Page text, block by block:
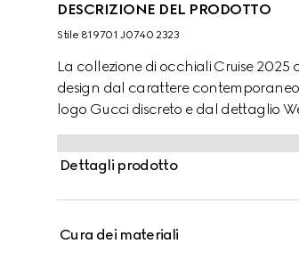
DESCRIZIONE DEL PRODOTTO
Stile ‎819701 J0740 2323
La collezione di occhiali Cruise 2025
design dal carattere
logo Gucci discreto e dal dettaglio
Dettagli prodotto
Cura dei materiali